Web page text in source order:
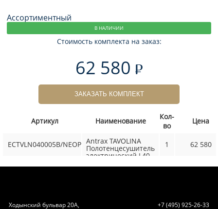
Ассортиментный
В НАЛИЧИИ
Стоимость комплекта на заказ:
62 580
ЗАКАЗАТЬ КОМПЛЕКТ
Артикул Наименование
Кол-
во
Цена
ECTVLN040005B/NEOP Antrax TAVOLINA
Полотенцесушитель
электрический L40
1 62 580
Ходынский бульвар 20А, +7 (495) 925-26-33